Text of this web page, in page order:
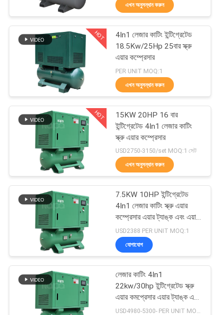
গুণমান
নিয়ন্ত্রণ
সাথে
যোগাযোগ
সাইট
ম্যাপ
PRIVACY
POLICY
বেল্ট ড্রাইভ এয়ার সংক্ষেপক
14
স্ক্রু এয়ার সংক্ষেপক
79
তেল ফ্রি স্ক্রু এয়ার
সংক্ষেপক
33
এখন অনুসন্ধান করুন
HOT
4In1 লেজার কাটিং ইন্টিগ্রেটেড
18.5Kw/25Hp 25বার স্ক্রু
এয়ার কম্প্রেসার
PER UNIT MOQ:1
এখন অনুসন্ধান করুন
HOT
15KW 20HP 16 বার
ইন্টিগ্রেটেড 4In1 লেজার কাটিং
স্ক্রু এয়ার কম্প্রেসার
USD2750-3150/set MOQ:1 সেট
এখন অনুসন্ধান করুন
7.5KW 10HP ইন্টিগ্রেটেড
4In1 লেজার কাটিং স্ক্রু এয়ার
কম্প্রেসার এয়ার ট্যাঙ্ক এবং এয়ার
ড্রায়ারের সাথে মাউন্ট করা হয়েছে
USD2388 PER UNIT MOQ:1
যোগাযোগ
লেজার কাটিং 4In1
22kw/30hp ইন্টিগ্রেটেড স্ক্রু
এয়ার কমপ্রেসার এয়ার ট্যাঙ্ক এবং
এয়ার ড্রায়ারের সাথে মাউন্ট করা